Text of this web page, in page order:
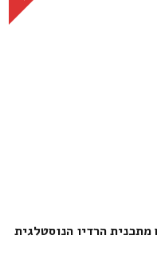
הרדיו הנוסטלגית